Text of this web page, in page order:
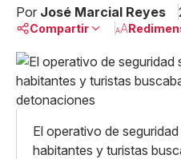
Por José Marcial Reyes
Compartir
Linkedin
Facebook
X
Whatsapp
Copiar enlace
El operativo de
habitantes y turistas